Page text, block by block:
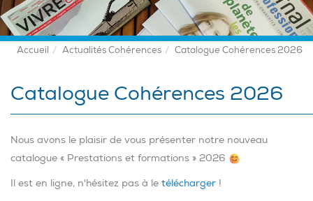
Accueil Actualités Cohérences Catalogue Cohérences 2026
Catalogue Cohérences 2026
Nous avons le plaisir de vous présenter notre nouveau
catalogue « Prestations et formations » 2026
Il est en ligne, n'hésitez pas à le télécharger !